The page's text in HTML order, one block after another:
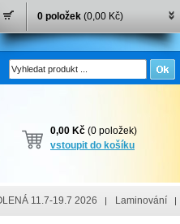
0 položek (0,00 Kč)
0,00 Kč (0 položek)
vstoupit do košíku
11.7-19.7 2026 Laminování